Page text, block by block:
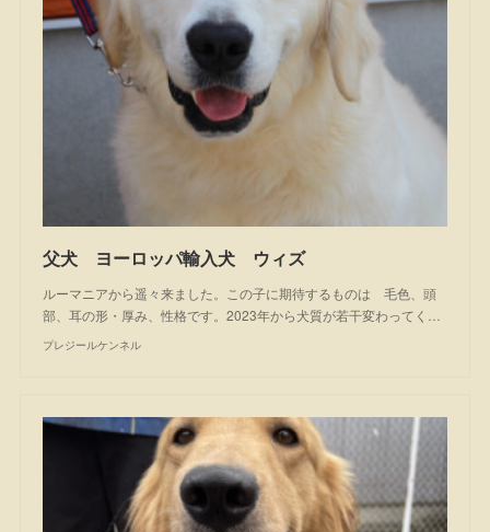
父犬 ヨーロッパ輸入犬 ウィズ
ルーマニアから遥々来ました。この子に期待するものは 毛色、頭
部、耳の形・厚み、性格です。2023年から犬質が若干変わってく…
プレジールケンネル